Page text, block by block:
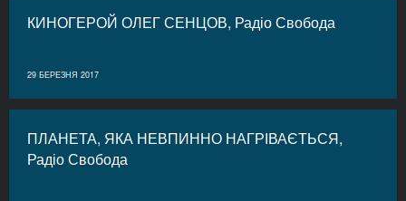
КИНОГЕРОЙ ОЛЕГ СЕНЦОВ, Радіо Свобода
29 БЕРЕЗНЯ 2017
ПЛАНЕТА, ЯКА НЕВПИННО НАГРІВАЄТЬСЯ,
Радіо Свобода